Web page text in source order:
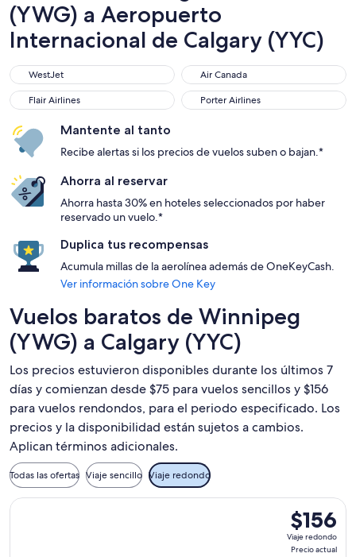
(YWG) a Aeropuerto
Internacional de Calgary (YYC)
WestJet
WestJet Air Canada
Air Canada
Flair Airlines
Flair Airlines Porter Airlines
Porter Airlines
Mantente al tanto
Recibe alertas si los precios de vuelos suben o bajan.*
Ahorra al reservar
Ahorra hasta 30% en hoteles seleccionados por haber
reservado un vuelo.*
Duplica tus recompensas
Acumula millas de la aerolínea además de OneKeyCash.
Ver información sobre One Key
Vuelos baratos de Winnipeg
(YWG) a Calgary (YYC)
Los precios estuvieron disponibles durante los últimos 7
días y comienzan desde $75 para vuelos sencillos y $156
para vuelos rendondos, para el periodo especificado. Los
precios y la disponibilidad están sujetos a cambios.
Aplican términos adicionales.
Todas las ofertas Viaje sencillo Viaje redondo
$156
Viaje
redondo,
$156
Viaje redondo
Precio actual
Seleccionar vuelo de Flair Airlines, con salida el dom, 13